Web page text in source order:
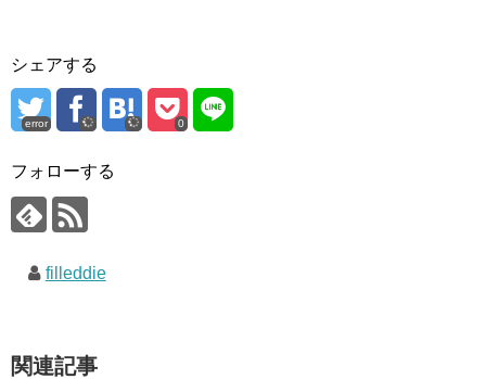
シェアする
error 0
フォローする
filleddie
関連記事